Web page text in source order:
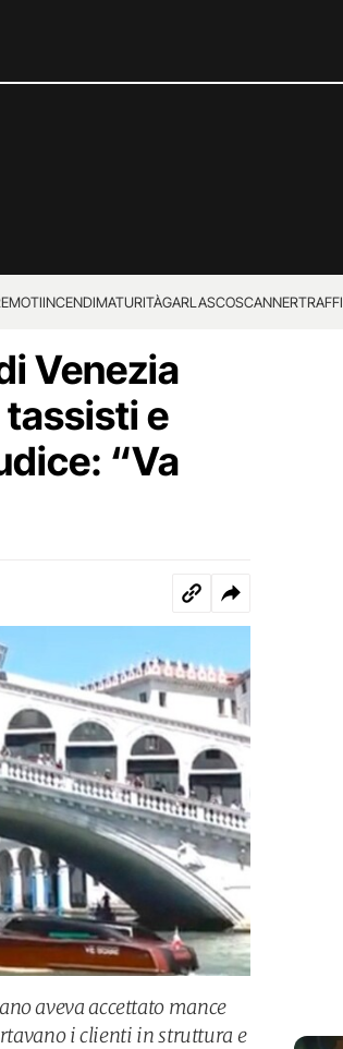
INCENDIMATURITÀGARLASCOSCANNER
Venezia
e
“Va
aveva accettato mance
i clienti in struttura e